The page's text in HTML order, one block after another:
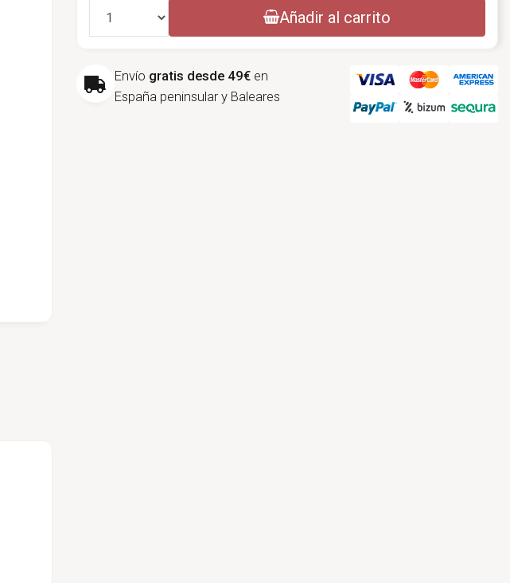
Cantidad Añadir al carrito
Envío gratis desde 49€ en
España peninsular y Baleares